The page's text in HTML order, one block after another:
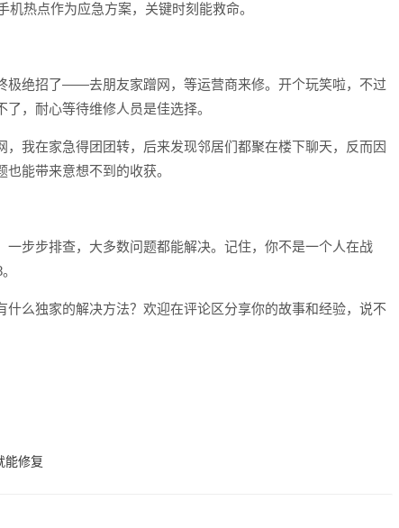
热点作为应急方案，关键时刻能救命。
极绝招了——去朋友家蹭网，等运营商来修。开个玩笑啦，不过
，耐心等待维修人员是佳选择。
我在家急得团团转，后来发现邻居们都聚在楼下聊天，反而因
能带来意想不到的收获。
步步排查，大多数问题都能解决。记住，你不是一个人在战
么独家的解决方法？欢迎在评论区分享你的故事和经验，说不
能修复